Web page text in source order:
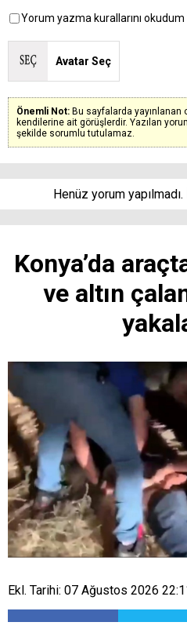
Yorum yazma kurallarını
Avatar Seç
Önemli Not: Bu sayfalarda yayınlanan
kendilerine ait görüşlerdir. Yazılan
şekilde sorumlu tutulamaz.
Henüz yorum
Konya’da
ve altın
Ekl. Tarihi: 07 Ağustos 2026